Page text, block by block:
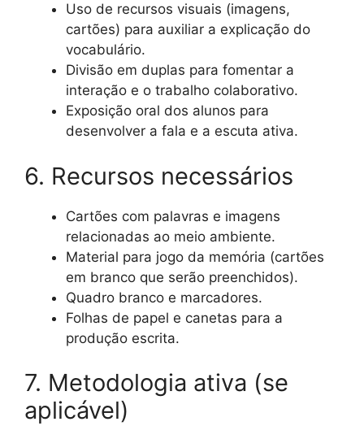
Uso de recursos visuais (imagens,
cartões) para auxiliar a explicação do
vocabulário.
Divisão em duplas para fomentar a
interação e o trabalho colaborativo.
Exposição oral dos alunos para
desenvolver a fala e a escuta ativa.
6. Recursos necessários
Cartões com palavras e imagens
relacionadas ao meio ambiente.
Material para jogo da memória (cartões
em branco que serão preenchidos).
Quadro branco e marcadores.
Folhas de papel e canetas para a
produção escrita.
7. Metodologia ativa (se
aplicável)